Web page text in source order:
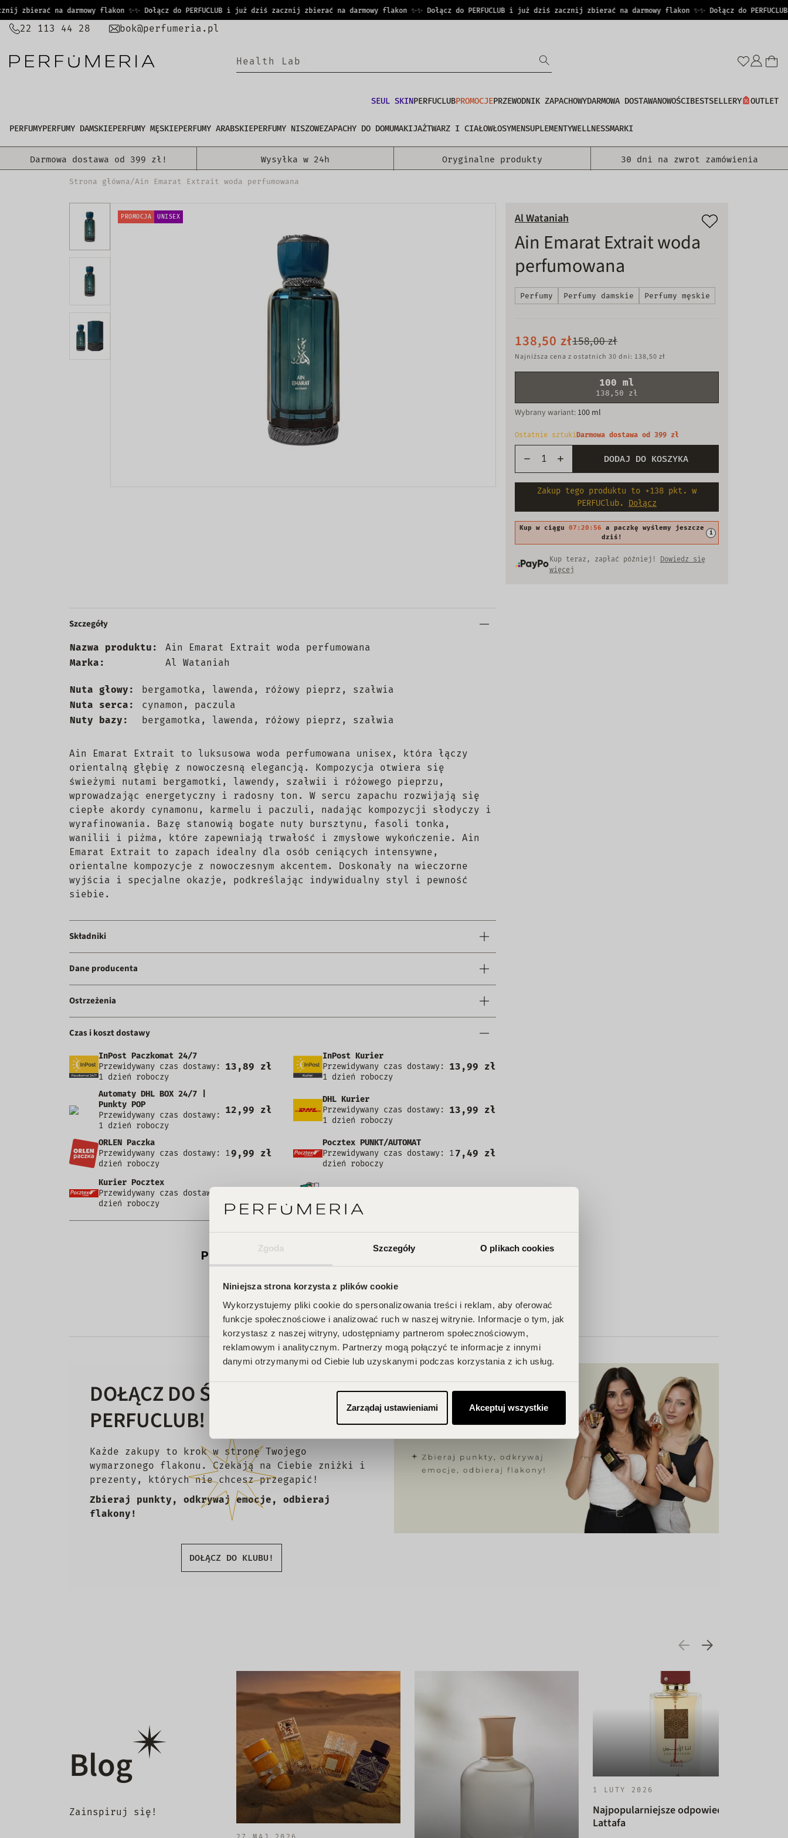
Zgoda Szczegóły O plikach cookies
Niniejsza strona korzysta z plików cookie
Wykorzystujemy pliki cookie do spersonalizowania treści i reklam, aby oferować
funkcje społecznościowe i analizować ruch w naszej witrynie. Informacje o tym, jak
korzystasz z naszej witryny, udostępniamy partnerom społecznościowym,
reklamowym i analitycznym. Partnerzy mogą połączyć te informacje z innymi
danymi otrzymanymi od Ciebie lub uzyskanymi podczas korzystania z ich usług.
Zarządaj ustawieniami Akceptuj wszystkie
PRZEJDŹ
TREŚCI
zbierać na darmowy flakon ✨✨ Dołącz do PERFUCLUB i już dziś zacznij zbierać na darmowy flakon ✨✨ Dołącz do PERFUCLUB i już dziś zacznij zbierać na darmowy flakon ✨✨ Dołącz do
22 113 44 28 bok@perfumeria.pl
Hea l t h La b
SEUL SKINPERFUCLUBPROMOCJEPRZEWODNIK ZAPACHOWYDARMOWA DOSTAWANOWOŚCIBESTSELLERY OUTLET
PERFUMYPERFUMY DAMSKIEPERFUMY MĘSKIEPERFUMY ARABSKIEPERFUMY NISZOWEZAPACHY DO DOMUMAKIJAŻTWARZ I CIAŁOWŁOSYMENSUPLEMENTYWELLNESSMARKI
Darmowa dostawa od 399 zł! Wysyłka w 24h Oryginalne produkty 30 dni na zwrot zamówienia
Strona główna/Ain Emarat Extrait woda perfumowana
PROMOCJA UNISEX Al Wataniah
Ain Emarat Extrait woda
perfumowana
Perfumy Perfumy damskie Perfumy męskie
138,50 zł158,00 zł
Najniższa cena z ostatnich 30 dni: 138,50 zł
100 ml
138,50 zł
Wybrany wariant: 100 ml
Ostatnie sztukiDarmowa dostawa od 399 zł
DODAJ DO KOSZYKA
Zakup tego produktu to +138 pkt. w
PERFUClub. Dołącz
Kup w ciągu 07:20:54 a paczkę wyślemy jeszcze
dziś!
i
Kup teraz, zapłać później!
Dowiedz się
więcej
Szczegóły
Nazwa produktu:
Ain Emarat Extrait woda perfumowana
Marka:
Al Wataniah
Nuta głowy:
bergamotka, lawenda, różowy pieprz, szałwia
Nuta serca:
cynamon, paczula
Nuty bazy:
bergamotka, lawenda, różowy pieprz, szałwia
Ain Emarat Extrait to luksusowa woda perfumowana unisex, która łączy
orientalną głębię z nowoczesną elegancją. Kompozycja otwiera się
świeżymi nutami bergamotki, lawendy, szałwii i różowego pieprzu,
wprowadzając energetyczny i radosny ton. W sercu zapachu rozwijają się
ciepłe akordy cynamonu, karmelu i paczuli, nadając kompozycji słodyczy i
wyrafinowania. Bazę stanowią bogate nuty bursztynu, fasoli tonka,
wanilii i piżma, które zapewniają trwałość i zmysłowe wykończenie. Ain
Emarat Extrait to zapach idealny dla osób ceniących intensywne,
orientalne kompozycje z nowoczesnym akcentem. Doskonały na wieczorne
wyjścia i specjalne okazje, podkreślając indywidualny styl i pewność
siebie.
Składniki
Dane producenta
Ostrzeżenia
Czas i koszt dostawy
InPost Paczkomat 24/7
Przewidywany czas dostawy:
1 dzień roboczy
13,89 zł
InPost Kurier
Przewidywany czas dostawy:
1 dzień roboczy
13,99 zł
Automaty DHL BOX 24/7 |
Punkty POP
Przewidywany czas dostawy:
1 dzień roboczy
12,99 zł
DHL Kurier
Przewidywany czas dostawy:
1 dzień roboczy
13,99 zł
ORLEN Paczka
Przewidywany czas dostawy: 1
dzień roboczy
9,99 zł
Pocztex PUNKT/AUTOMAT
Przewidywany czas dostawy: 1
dzień roboczy
7,49 zł
Kurier Pocztex
Przewidywany czas dostawy: 1
dzień roboczy
Produkt nie posiada recenzji
DOŁĄCZ DO ŚWIATA
PERFUCLUB!
Każde zakupy to krok w stronę Twojego
wymarzonego flakonu. Czekają na Ciebie zniżki i
prezenty, których nie chcesz przegapić!
Zbieraj punkty, odkrywaj emocje, odbieraj
flakony!
DOŁĄCZ DO KLUBU!
Blog
Zainspiruj się!
1 LUTY 2026
Najpopularniejsze odpowiedniki
Lattafa